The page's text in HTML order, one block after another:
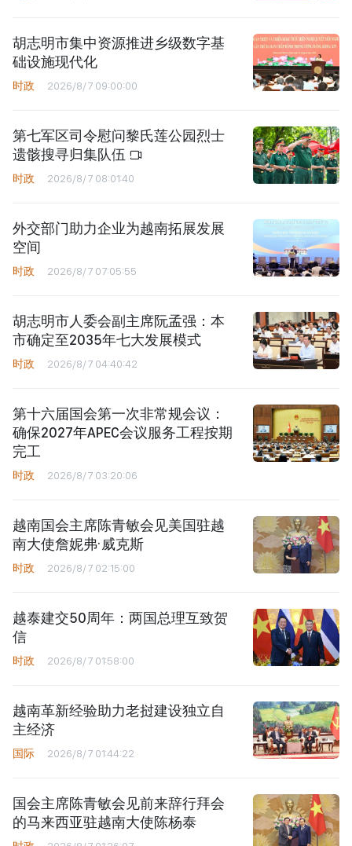
胡志明市集中资源推进乡级数字基
础设施现代化
时政 2026/8/7 09:00:00
第七军区司令慰问黎氏莲公园烈士
遗骸搜寻归集队伍
时政 2026/8/7 08:01:40
外交部门助力企业为越南拓展发展
空间
时政 2026/8/7 07:05:55
胡志明市人委会副主席阮孟强：本
市确定至2035年七大发展模式
时政 2026/8/7 04:40:42
第十六届国会第一次非常规会议：
确保2027年APEC会议服务工程按期
完工
时政 2026/8/7 03:20:06
越南国会主席陈青敏会见美国驻越
南大使詹妮弗·威克斯
时政 2026/8/7 02:15:00
越泰建交50周年：两国总理互致贺
信
时政 2026/8/7 01:58:00
越南革新经验助力老挝建设独立自
主经济
国际 2026/8/7 01:44:22
国会主席陈青敏会见前来辞行拜会
的马来西亚驻越南大使陈杨泰